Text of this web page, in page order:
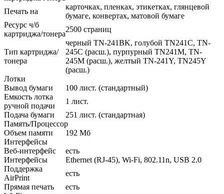
Печать на
карточках, пленках, этикетках, глянцевой
бумаге, конвертах, матовой бумаге
Ресурс ч/б
картриджа/тонера
2500 страниц
Тип картриджа/
тонера
черный TN-241BK, голубой TN241C, TN-
245C (расш.), пурпурный TN241M, TN-
245M (расш.), желтый TN-241Y, TN245Y
(расш.)
Лотки
Вывод бумаги
100 лист. (стандартный)
Емкость лотка
ручной подачи
1 лист.
Подача бумаги
251 лист. (стандартная)
Память/Процессор
Объем памяти
192 Мб
Интерфейсы
Веб-интерфейс
есть
Интерфейсы
Ethernet (RJ-45), Wi-Fi, 802.11n, USB 2.0
Поддержка
AirPrint
есть
Прямая печать
есть